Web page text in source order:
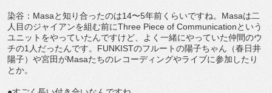
染谷：Masaと知り合ったのは14〜5年前くらいですね。Masaは二
人目のジャイアンを組む前にThree Piece of Communicationという
ユニットをやっていたんですけど、よく一緒にやっていた仲間のウ
チの1人だったんです。FUNKISTのフルートの陽子ちゃん（春日井
陽子）や宮田がMasaたちのレコーディングやライブに参加したり
とか。